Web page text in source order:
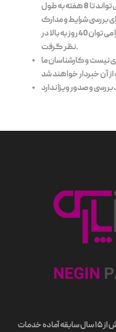
توجه به تجربه کارشناسان این زمان می تواند تا 8 هفته به طول
بررسی شرایط و مدارک
شما، اقدام، انگشت نگاری و صدور ویزا را می توان 40 روز به بالا در
نظر گرفت.
نیست و کارشناسان ما
آژانس مسافرتی نگین پرواز پارس با بیش از ۱۵ سال سابقه آماده خدمات